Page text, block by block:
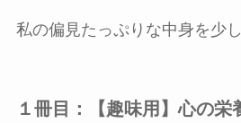
私の偏見たっぷりな中身を少
１冊目：【趣味用】心の栄